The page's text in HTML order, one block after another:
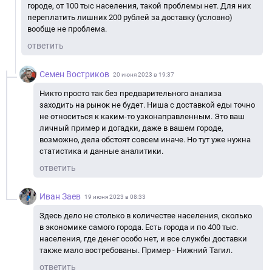
городе, от 100 тыс населения, такой проблемы нет. Для них
переплатить лишних 200 рублей за доставку (условно)
вообще не проблема.
ответить
Семен Востриков 20 июня 2023 в 19:37
Никто просто так без предварительного анализа
заходить на рынок не будет. Ниша с доставкой еды точно
не относиться к каким-то узконаправленным. Это ваш
личный пример и догадки, даже в вашем городе,
возможно, дела обстоят совсем иначе. Но тут уже нужна
статистика и данные аналитики.
ответить
Иван Заев 19 июня 2023 в 08:33
Здесь дело не столько в количестве населения, сколько
в экономике самого города. Есть города и по 400 тыс.
населения, где денег особо нет, и все службы доставки
также мало востребованы. Пример - Нижний Тагил.
ответить